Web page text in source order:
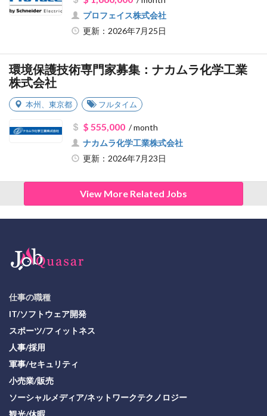
プロフェイス株式会社
更新：2026年7月25日
環境保護技術専門家募集：ナカムラ化学工業
株式会社
本州 東京都 フルタイム
$ 555,000/ month
ナカムラ化学工業株式会社
更新：2026年7月23日
View More Related Jobs
仕事の職種
IT/ソフトウェア開発
スポーツ/フィットネス
人事/採用
軍事/セキュリティ
小売業/販売
ソーシャルメディア/ネットワークテクノロジー
観光/休暇